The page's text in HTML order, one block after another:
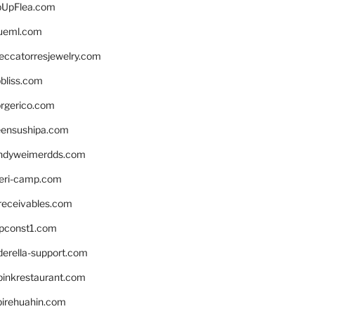
camp.com
support.com